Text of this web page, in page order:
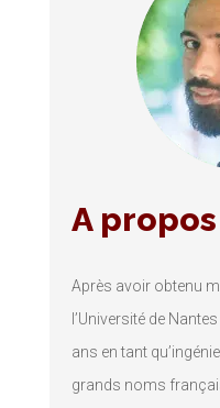
A
Après avoir obtenu
l’Université de
ans en tant
grands noms